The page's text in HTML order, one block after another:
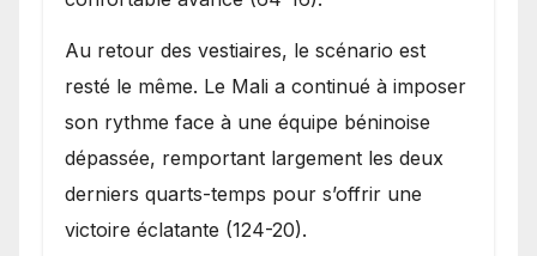
Au retour des vestiaires, le scénario est
resté le même. Le Mali a continué à imposer
son rythme face à une équipe béninoise
dépassée, remportant largement les deux
derniers quarts-temps pour s’offrir une
victoire éclatante (124-20).